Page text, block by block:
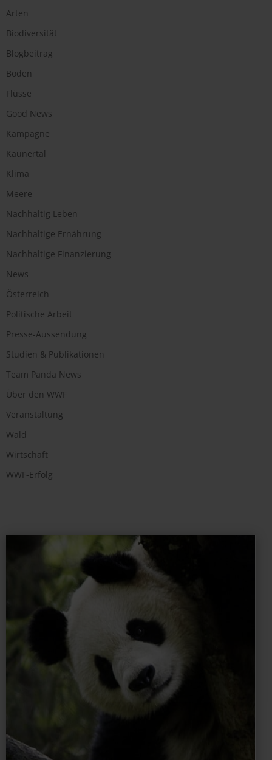
Arten
Biodiversität
Blogbeitrag
Boden
Flüsse
Good News
Kampagne
Kaunertal
Klima
Meere
Nachhaltig Leben
Nachhaltige Ernährung
Nachhaltige Finanzierung
News
Österreich
Politische Arbeit
Presse-Aussendung
Studien & Publikationen
Team Panda News
Über den WWF
Veranstaltung
Wald
Wirtschaft
WWF-Erfolg